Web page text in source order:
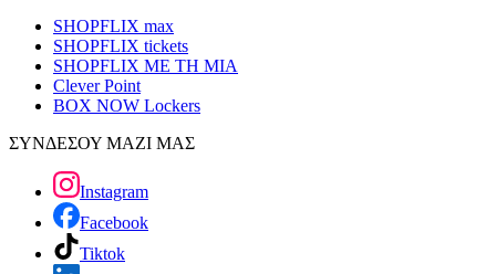
SHOPFLIX max
SHOPFLIX tickets
SHOPFLIX ΜΕ ΤΗ ΜΙΑ
Clever Point
BOX NOW Lockers
ΣΥΝΔΕΣΟΥ ΜΑΖΙ ΜΑΣ
Instagram
Facebook
Tiktok